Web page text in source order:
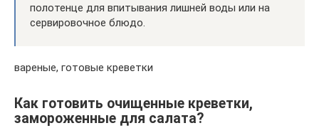
полотенце для впитывания лишней воды или на
сервировочное блюдо.
вареные, готовые креветки
Как готовить очищенные креветки,
замороженные для салата?